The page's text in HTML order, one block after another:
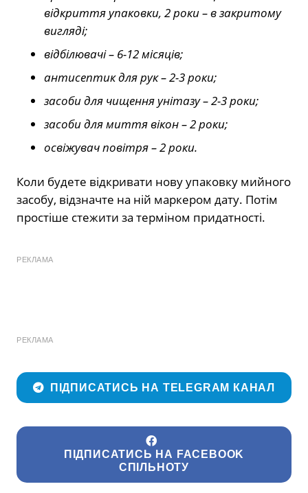
відкриття упаковки, 2 роки – в закритому
вигляді;
відбілювачі – 6-12 місяців;
антисептик для рук – 2-3 роки;
засоби для чищення унітазу – 2-3 роки;
засоби для миття вікон – 2 роки;
освіжувач повітря – 2 роки.
Коли будете відкривати нову упаковку мийного
засобу, відзначте на ній маркером дату. Потім
простіше стежити за терміном придатності.
РЕКЛАМА
РЕКЛАМА
ПІДПИСАТИСЬ НА TELEGRAM КАНАЛ
ПІДПИСАТИСЬ НА FACEBOOK
СПІЛЬНОТУ